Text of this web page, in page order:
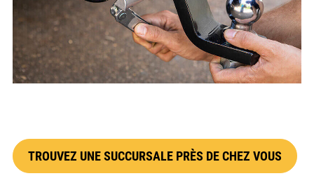
TROUVEZ UNE SUCCURSALE PRÈS DE CHEZ VOUS